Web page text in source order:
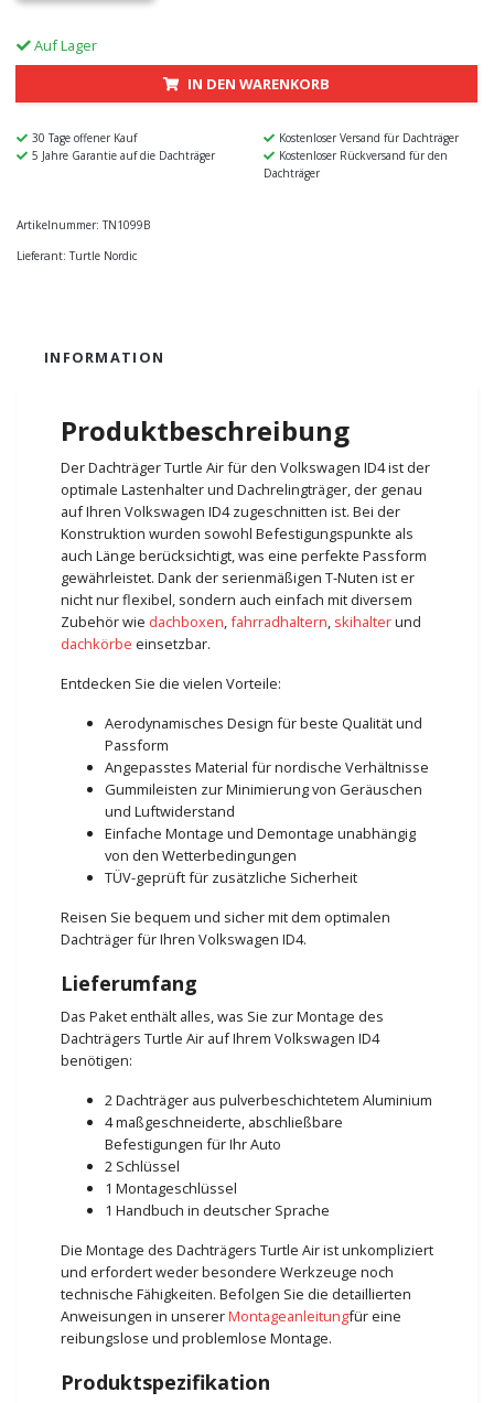
Auf Lager
IN DEN WARENKORB
30 Tage offener Kauf
Kostenloser Versand für Dachträger
5 Jahre Garantie auf die Dachträger
Kostenloser Rückversand für den
Dachträger
Artikelnummer: TN1099B
Lieferant: Turtle Nordic
INFORMATION
Produktbeschreibung
Der Dachträger Turtle Air für den Volkswagen ID4 ist der
optimale Lastenhalter und Dachrelingträger, der genau
auf Ihren Volkswagen ID4 zugeschnitten ist. Bei der
Konstruktion wurden sowohl Befestigungspunkte als
auch Länge berücksichtigt, was eine perfekte Passform
gewährleistet. Dank der serienmäßigen T-Nuten ist er
nicht nur flexibel, sondern auch einfach mit diversem
Zubehör wie dachboxen,fahrradhaltern, skihalterund
dachkörbe einsetzbar.
Entdecken Sie die vielen Vorteile:
Aerodynamisches Design für beste Qualität und
Passform
Angepasstes Material für nordische Verhältnisse
Gummileisten zur Minimierung von Geräuschen
und Luftwiderstand
Einfache Montage und Demontage unabhängig
von den Wetterbedingungen
TÜV-geprüft für zusätzliche Sicherheit
Reisen Sie bequem und sicher mit dem optimalen
Dachträger für Ihren Volkswagen ID4.
Lieferumfang
Das Paket enthält alles, was Sie zur Montage des
Dachträgers Turtle Air auf Ihrem Volkswagen ID4
benötigen:
2 Dachträger aus pulverbeschichtetem Aluminium
4 maßgeschneiderte, abschließbare
Befestigungen für Ihr Auto
2 Schlüssel
1 Montageschlüssel
1 Handbuch in deutscher Sprache
Die Montage des Dachträgers Turtle Air ist unkompliziert
und erfordert weder besondere Werkzeuge noch
technische Fähigkeiten. Befolgen Sie die detaillierten
Anweisungen in unsererMontageanleitungfür eine
reibungslose und problemlose Montage.
Produktspezifikation